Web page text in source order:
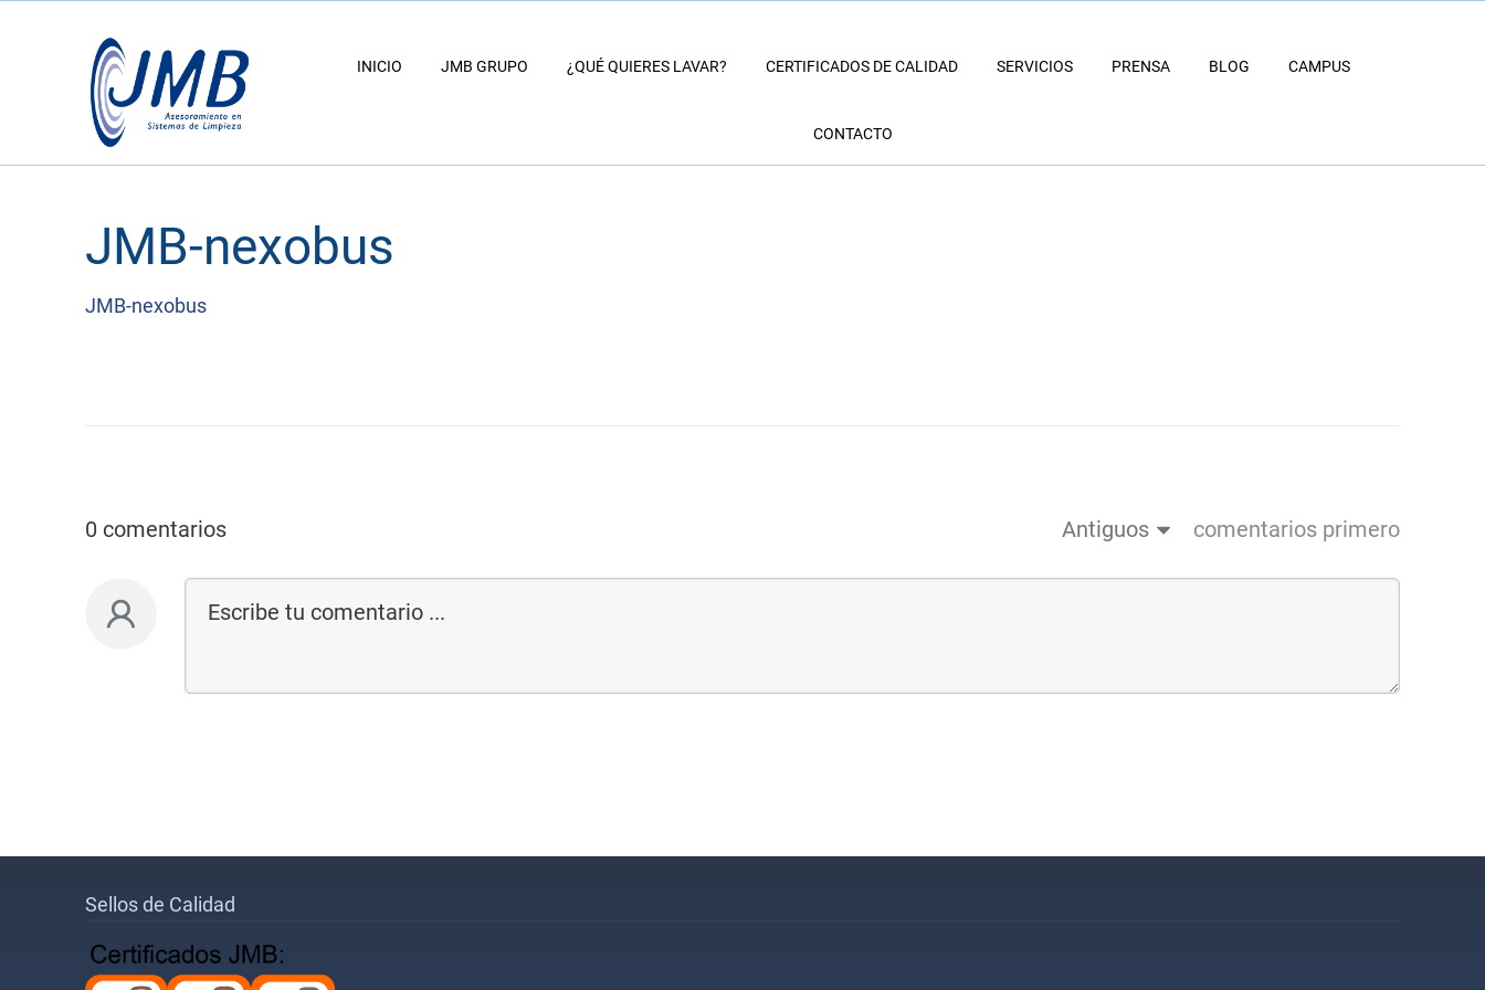
INICIO JMB GRUPO ¿QUÉ QUIERES LAVAR? CERTIFICADOS DE CALIDAD SERVICIOS PRENSA BLOG CAMPUS
CONTACTO
JMB-nexobus
JMB-nexobus
0 comentarios Antiguos comentarios primero
Sellos de Calidad